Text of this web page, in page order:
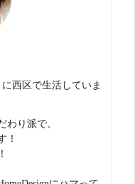
スコンロに
西区で生活していま
わり派で、
！